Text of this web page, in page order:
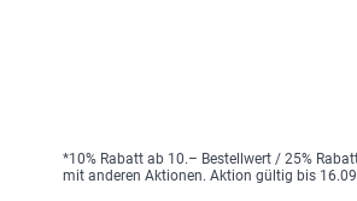
*10% Rabatt ab 10.– Bestellwert / 25%
mit anderen Aktionen. Aktion gültig bis